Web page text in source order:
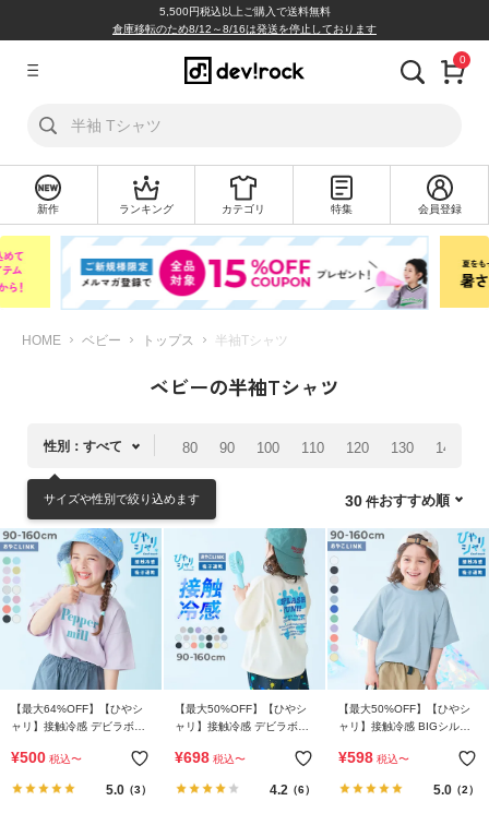
5,500円税込以上ご購入で送料無料
倉庫移転のため8/12～8/16は発送を停止しております
ロ
新
テ
リ
か
す
ラ
ン
キ
ン
か
0
新作 ランキング カテゴリ 特集 会員登録
HOME ベビー トップス 半袖Tシャツ
ベビーの半袖Tシャツ
性別：すべて 80 90 100 110 120 130 140
サイズや性別で絞り込めます おすすめ順
30
【最大64%OFF】【ひやシ
ャリ】接触冷感 デビラボ
袖Tシャツ
¥500 税込〜
5.0（3）
【最大50%OFF】【ひやシ
ャリ】接触冷感 デビラボ
袖Tシャツ
¥698 税込〜
4.2 （6）
【最大50%OFF】【ひやシ
ャリ】接触冷感 BIGシルエ
¥598 税込〜
5.0（2）